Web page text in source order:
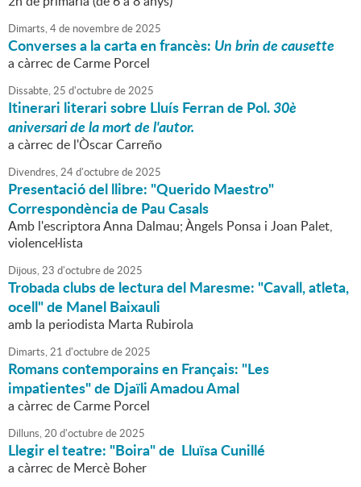
Dimarts,4de novembrede2025
Converses a la carta en francès: Un brin de causette
a càrrec de Carme Porcel
Dissabte,25 d'octubrede2025
Itinerari literari sobre Lluís Ferran de Pol.30è
aniversari de la mort de l'autor.
a càrrec de l'Òscar Carreño
Divendres,24d'octubrede2025
Presentació del llibre: "Querido Maestro"
Correspondència de Pau Casals
Amb l'escriptora Anna Dalmau; Àngels Ponsa i Joan Palet,
violencel·lista
Dijous,23 d'octubrede2025
Trobada clubs de lectura del Maresme: "Cavall, atleta,
ocell" de Manel Baixauli
amb la periodista Marta Rubirola
Dimarts,21 d'octubrede2025
Romans contemporains en Français: "Les
impatientes" de Djaïli Amadou Amal
a càrrec de Carme Porcel
Dilluns,20 d'octubrede2025
Llegir el teatre: "Boira" de Lluïsa Cunillé
a càrrec de Mercè Boher